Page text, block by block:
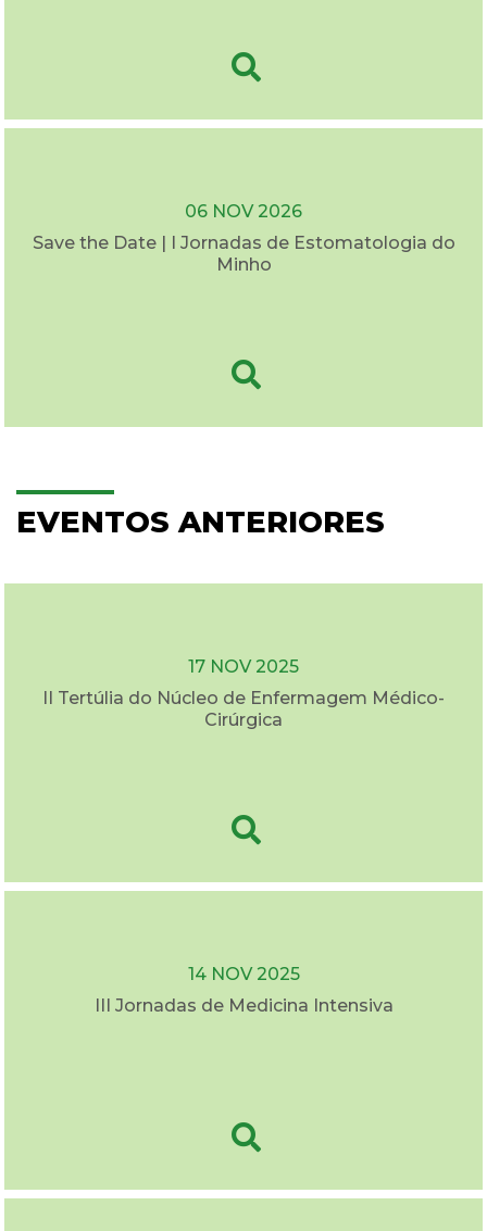
06 NOV 2026
Save the Date | I Jornadas de Estomatologia do
Minho
EVENTOS ANTERIORES
17 NOV 2025
II Tertúlia do Núcleo de Enfermagem Médico-
Cirúrgica
14 NOV 2025
III Jornadas de Medicina Intensiva